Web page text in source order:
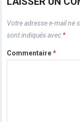
Votre adresse e-mail ne
sont indiqués avec *
Commentaire*